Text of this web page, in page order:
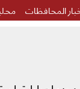
المحافظات